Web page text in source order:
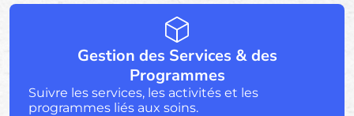
Gestion des Services & des
Programmes
Suivre les services, les activités et les
programmes liés aux soins.